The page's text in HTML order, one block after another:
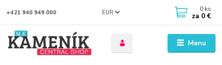
Menu
EUR
+421 940 949 000 0 ks
za 0 €